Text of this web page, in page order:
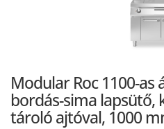
Modular Roc 1100-
bordás-sima lapsütő,
tároló ajtóval, 1000